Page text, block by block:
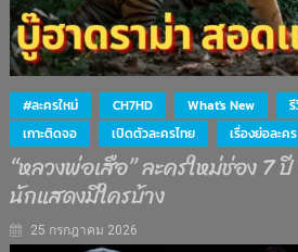
#ละครใหม่ CH7HD What's New
เกาะติดจอ
เปิดตัวละครไทย เรื่องย่อละคร
“หลวงพ่อเสือ” ละครใหม่ช่อง 7
นักแสดงมีใครบ้าง
25 กรกฎาคม 2026